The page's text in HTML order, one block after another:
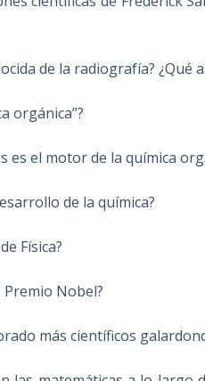
de la radiografía? ¿Qué
orgánica”?
el motor de la química
de la química?
Física?
Nobel?
más científicos